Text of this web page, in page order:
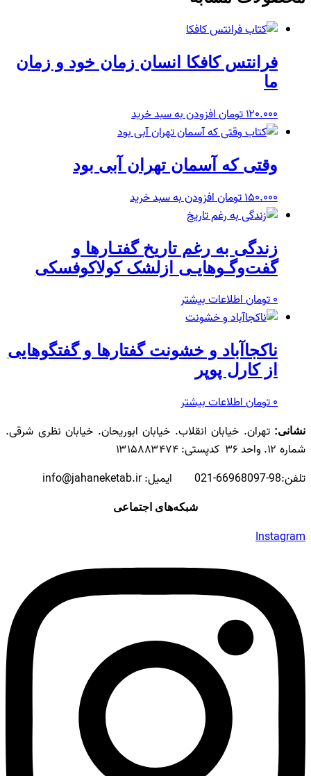
فرانتس کافکا انسان زمان خود و زمان
ما
۱۲۰.۰۰۰تومانافزودن به سبد خرید
وقتی که آسمان تهران آبی بود
۱۵۰.۰۰۰تومانافزودن به سبد خرید
زندگى به رغم تاریخ‏ گفتـارها و
گفت‌وگـوهایـى ازلشک کولاکوفسکى
۰توماناطلاعات بیشتر
ناکجا‌آباد و خشونت گفتارها‌‌ و‌ گفتگوهایى‌
از کارل پوپر
۰توماناطلاعات بیشتر
نشانی: تهران. خیابان انقلاب. خیابان ابوریحان. خیابان نظری شرقی.
شماره ۱۲. واحد ۳۶ کدپستی: ۱۳۱۵۸۸۳۴۷۴
تلفن:98-66968097-021 ایمیل: info@jahaneketab.ir
شبکه‌های اجتماعی
Instagram